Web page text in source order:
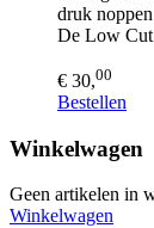
druk
De Low Cut
€ 30,00
Bestellen
Winkelwagen
Geen artikelen in
Winkelwagen